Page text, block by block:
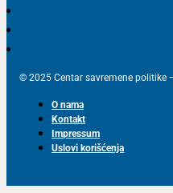
© 2025 Centar savremene politike
O nama
Kontakt
Impressum
Uslovi korišćenja